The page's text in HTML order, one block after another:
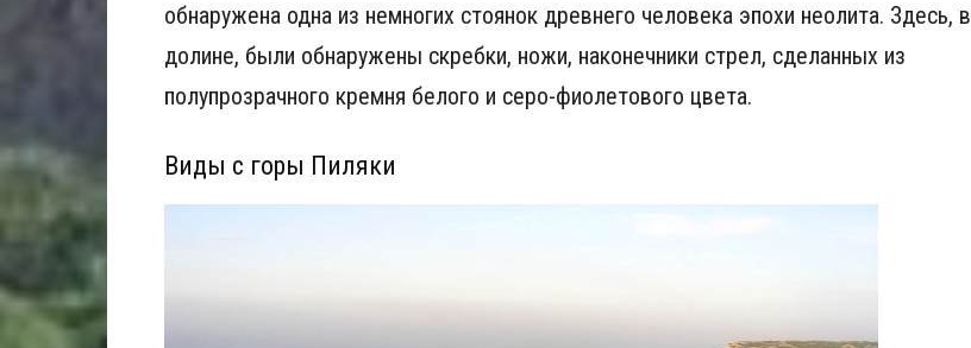
обнаружена одна из немногих стоянок древнего человека эпохи неолита. Здесь, в
долине, были обнаружены скребки, ножи, наконечники стрел, сделанных из
полупрозрачного кремня белого и серо-фиолетового цвета.
Виды с горы Пиляки